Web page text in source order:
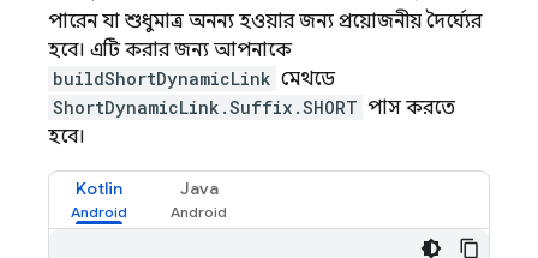
পারেন যা শুধুমাত্র অনন্য হওয়ার জন্য প্রয়োজনীয় দৈর্ঘ্যের
হবে। এটি করার জন্য আপনাকে
buildShortDynamicLink মেথডে
ShortDynamicLink.Suffix.SHORT পাস করতে
হবে।
Kotlin Java